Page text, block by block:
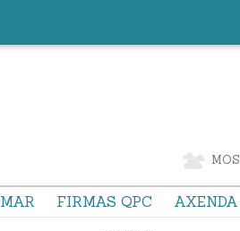
MOS
MAR FIRMAS QPC AXENDA